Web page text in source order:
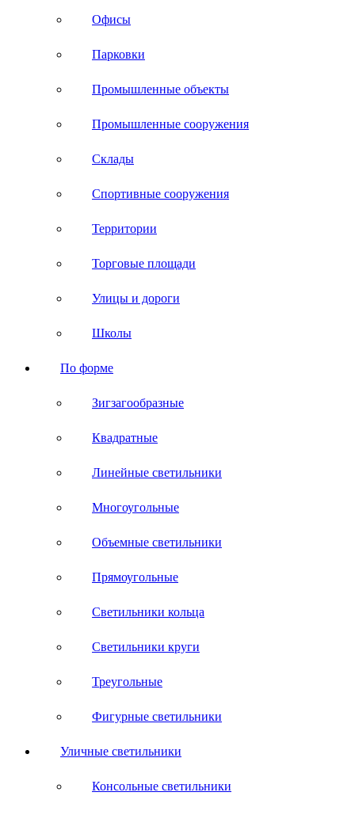
Офисы
Парковки
Промышленные объекты
Промышленные сооружения
Склады
Спортивные сооружения
Территории
Торговые площади
Улицы и дороги
Школы
По форме
Зигзагообразные
Квадратные
Линейные светильники
Многоугольные
Объемные светильники
Прямоугольные
Светильники кольца
Светильники круги
Треугольные
Фигурные светильники
Уличные светильники
Консольные светильники